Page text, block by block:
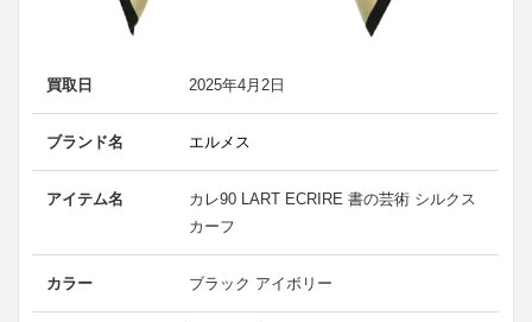
買取日 2025年4月2日
ブランド名 エルメス
アイテム名
カレ90 LART ECRIRE 書の芸術 シルクス
カーフ
カラー ブラック アイボリー